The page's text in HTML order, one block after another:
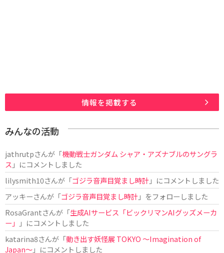
情報を掲載する
みんなの活動
jathrutpさんが「機動戦士ガンダム シャア・アズナブルのサングラ
ス 」にコメントしました
lilysmith10さんが「ゴジラ音声目覚まし時計」にコメントしました
アッキーさんが「ゴジラ音声目覚まし時計」をフォローしました
RosaGrantさんが「生成AIサービス「ビックリマンAIグッズメーカ
ー」
」にコメントしました
katarina8さんが「動き出す妖怪展 TOKYO 〜Imagination of
Japan〜」にコメントしました